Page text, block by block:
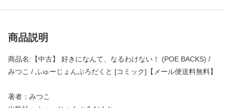
商品説明
商品名:【中古】 好きになんて、なるわけない！ (POE BACKS) /
みつこ / ふゅーじょんぷろだくと [コミック]【メール便送料無料】
著者：みつこ